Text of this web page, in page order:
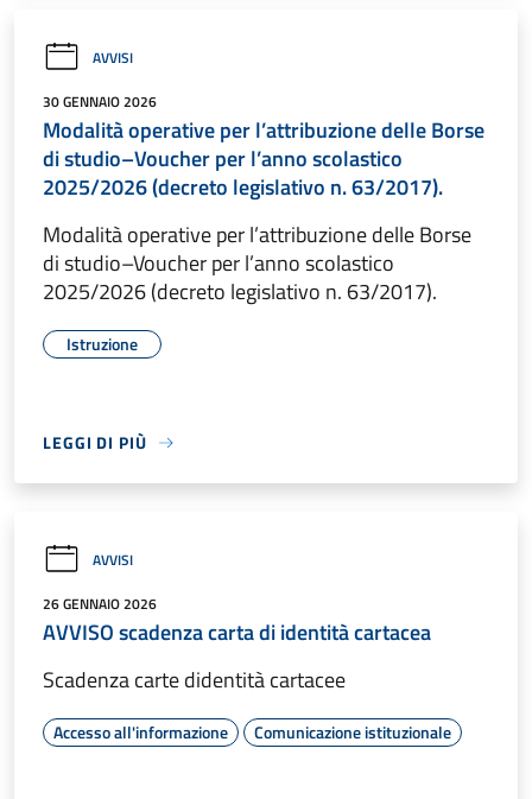
AVVISI
30 GENNAIO 2026
Modalità operative per l’attribuzione delle Borse
di studio–Voucher per l’anno scolastico
2025/2026 (decreto legislativo n. 63/2017).
Modalità operative per l’attribuzione delle Borse
di studio–Voucher per l’anno scolastico
2025/2026 (decreto legislativo n. 63/2017).
Istruzione
LEGGI DI PIÙ
AVVISI
26 GENNAIO 2026
AVVISO scadenza carta di identità cartacea
Scadenza carte didentità cartacee
Accesso all'informazione Comunicazione istituzionale